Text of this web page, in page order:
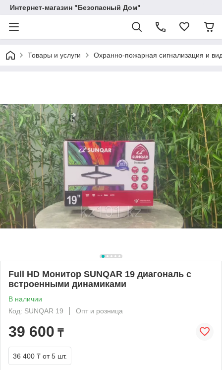
Интернет-магазин "Безопасный Дом"
Товары и услуги Охранно-пожарная сигнализация и
Full HD Монитор SUNQAR 19 диагональ с
встроенными динамиками
В наличии
Код: SUNQAR 19
Опт и розница
39 600 ₸
36 400 ₸ от 5 шт.